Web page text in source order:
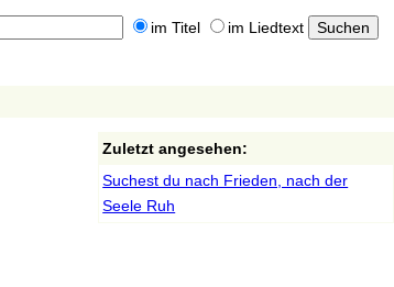
im Titel im Liedtext
Zuletzt angesehen:
Suchest du nach Frieden, nach der
Seele Ruh